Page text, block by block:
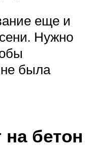
еще и
Нужно
была
на бетон